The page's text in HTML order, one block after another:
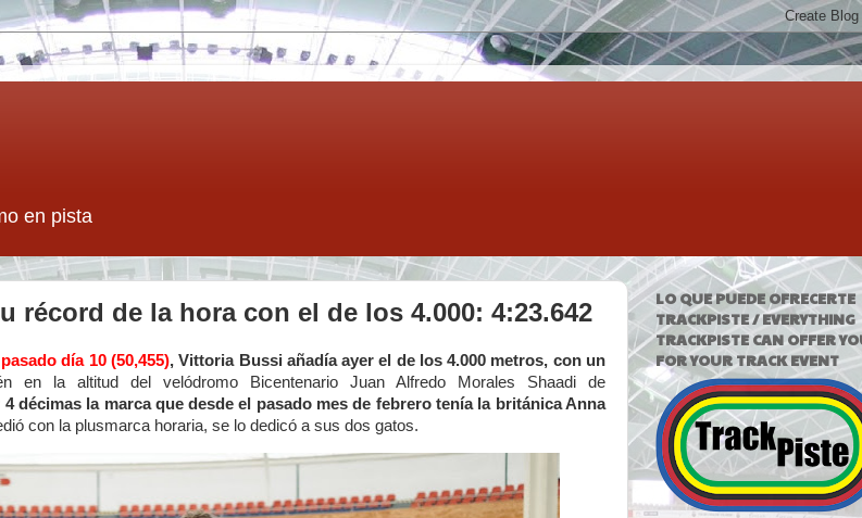
en pista
récord de la hora con el de los 4.000: 4:23.642
día 10 (50,455), Vittoria Bussi añadía ayer el de los 4.000 metros, con un
en la altitud del velódromo Bicentenario Juan Alfredo Morales Shaadi de
décimas la marca que desde el pasado mes de febrero tenía la británica Anna
con la plusmarca horaria, se lo dedicó a sus dos gatos.
LO QUE PUEDE OFRECERTE
TRACKPISTE / EVERYTHING
TRACKPISTE CAN OFFER
FOR YOUR TRACK EVENT